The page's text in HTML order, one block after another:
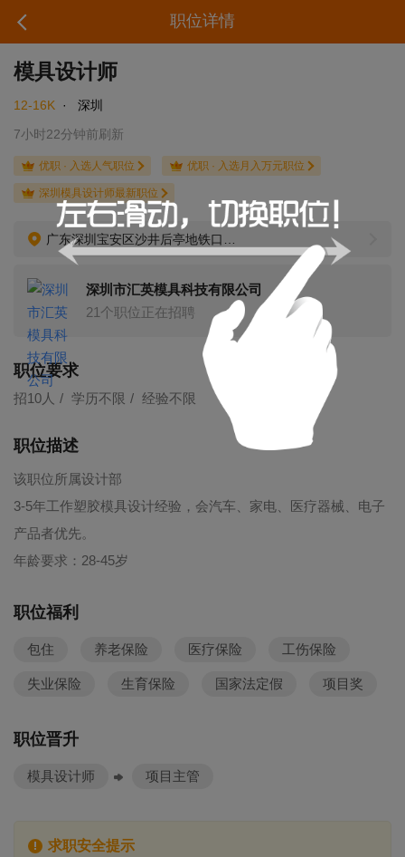
职位详情
模具设计师
12-16K ·
深圳
7小时22分钟前刷新
优职 · 入选人气职位 优职 · 入选月入万元职位
深圳模具设计师最新职位
深圳市汇英模具科技有限公司
21个职位正在招聘
职位要求
招10人 学历不限 经验不限
职位描述
该职位所属设计部
3-5年工作塑胶模具设计经验，会汽车、家电、医疗器械、电子
产品者优先。
年龄要求：28-45岁
职位福利
包住 养老保险 医疗保险 工伤保险
失业保险 生育保险 国家法定假 项目奖
职位晋升
模具设计师 项目主管
求职安全提示